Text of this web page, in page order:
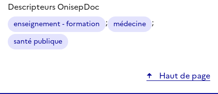
Descripteurs OnisepDoc
enseignement - formation ; médecine ;
santé publique
Haut de page